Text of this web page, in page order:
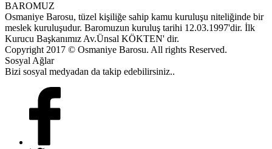
BAROMUZ
Osmaniye Barosu, tüzel kişiliğe sahip kamu kuruluşu niteliğinde bir
meslek kuruluşudur. Baromuzun kuruluş tarihi 12.03.1997'dir. İlk
Kurucu Başkanımız Av.Ünsal KÖKTEN' dir.
Copyright 2017 © Osmaniye Barosu. All rights Reserved.
Sosyal Ağlar
Bizi sosyal medyadan da takip edebilirsiniz..